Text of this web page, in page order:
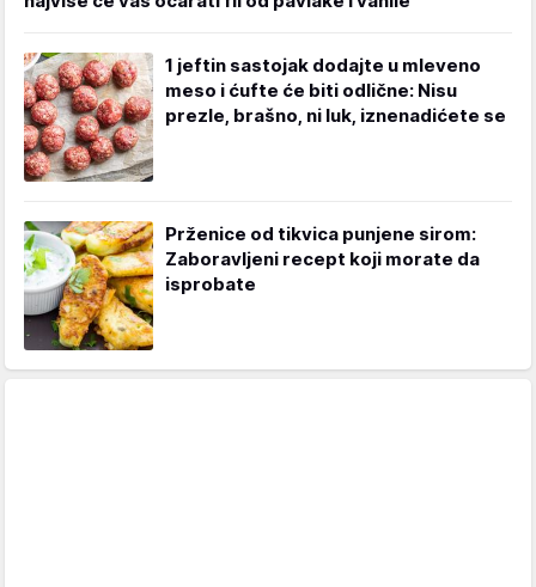
1 jeftin sastojak dodajte u mleveno
meso i ćufte će biti odlične: Nisu
prezle, brašno, ni luk, iznenadićete se
Prženice od tikvica punjene sirom:
Zaboravljeni recept koji morate da
isprobate